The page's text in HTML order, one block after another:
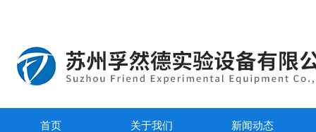
首页 关于我们 新闻动态